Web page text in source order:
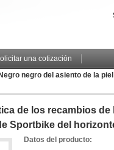
una cotización
Negro negro del asiento de la
de los recambios de
Sportbike del
Datos del producto: